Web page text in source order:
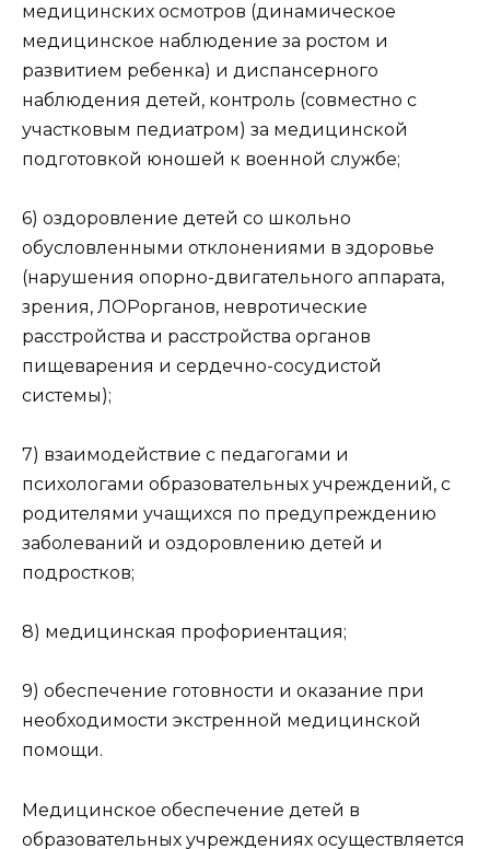
медицинских осмотров (динамическое
медицинское наблюдение за ростом и
развитием ребенка) и диспансерного
наблюдения детей, контроль (совместно с
участковым педиатром) за медицинской
подготовкой юношей к военной службе;
6) оздоровление детей со школьно
обусловленными отклонениями в здоровье
(нарушения опорно-двигательного аппарата,
зрения, ЛОРорганов, невротические
расстройства и расстройства органов
пищеварения и сердечно-сосудистой
системы);
7) взаимодействие с педагогами и
психологами образовательных учреждений, с
родителями учащихся по предупреждению
заболеваний и оздоровлению детей и
подростков;
8) медицинская профориентация;
9) обеспечение готовности и оказание при
необходимости экстренной медицинской
помощи.
Медицинское обеспечение детей в
образовательных учреждениях осуществляется